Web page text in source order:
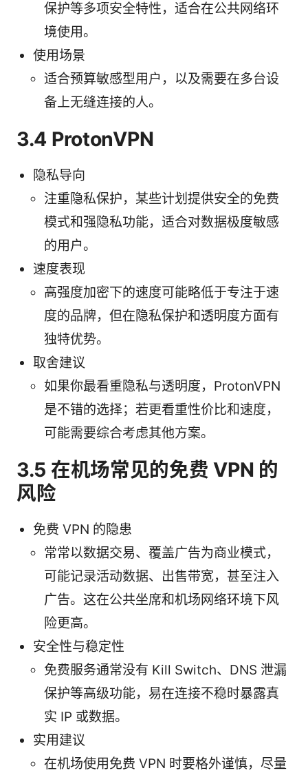
保护等多项安全特性，适合在公共网络环
境使用。
使用场景
适合预算敏感型用户，以及需要在多台设
备上无缝连接的人。
3.4 ProtonVPN
隐私导向
注重隐私保护，某些计划提供安全的免费
模式和强隐私功能，适合对数据极度敏感
的用户。
速度表现
高强度加密下的速度可能略低于专注于速
度的品牌，但在隐私保护和透明度方面有
独特优势。
取舍建议
如果你最看重隐私与透明度，ProtonVPN
是不错的选择；若更看重性价比和速度，
可能需要综合考虑其他方案。
3.5 在机场常见的免费 VPN 的
风险
免费 VPN 的隐患
常常以数据交易、覆盖广告为商业模式，
可能记录活动数据、出售带宽，甚至注入
广告。这在公共坐席和机场网络环境下风
险更高。
安全性与稳定性
免费服务通常没有 Kill Switch、DNS 泄漏
保护等高级功能，易在连接不稳时暴露真
实 IP 或数据。
实用建议
在机场使用免费 VPN 时要格外谨慎，尽量